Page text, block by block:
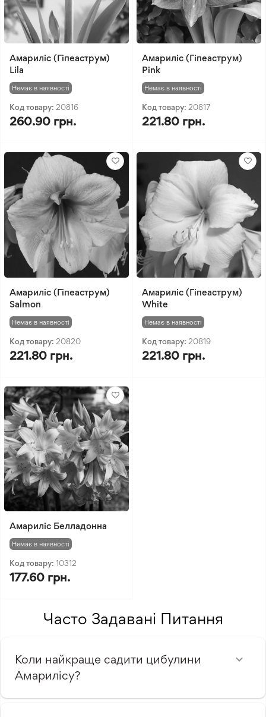
Амариліс (Гіпеаструм)
Lila
Немає в наявності
Код товару: 20816
260.90 грн.
Амариліс (Гіпеаструм)
Pink
Немає в наявності
Код товару: 20817
221.80 грн.
Амариліс (Гіпеаструм)
Salmon
Немає в наявності
Код товару: 20820
221.80 грн.
Амариліс (Гіпеаструм)
White
Немає в наявності
Код товару: 20819
221.80 грн.
Амариліс Белладонна
Немає в наявності
Код товару: 10312
177.60 грн.
Часто Задавані Питання
Коли найкраще садити цибулини
Амарилісу?